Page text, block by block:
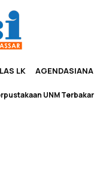
LK AGENDASIANA
UNM Terbakar